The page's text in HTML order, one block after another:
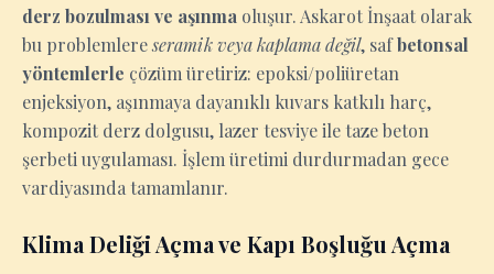
derz bozulması ve aşınma oluşur. Askarot İnşaat olarak
bu problemlereseramik veya kaplama değil, safbetonsal
yöntemlerle çözüm üretiriz: epoksi/poliüretan
enjeksiyon, aşınmaya dayanıklı kuvars katkılı harç,
kompozit derz dolgusu, lazer tesviye ile taze beton
şerbeti uygulaması. İşlem üretimi durdurmadan gece
vardiyasında tamamlanır.
Klima Deliği Açma ve Kapı Boşluğu Açma